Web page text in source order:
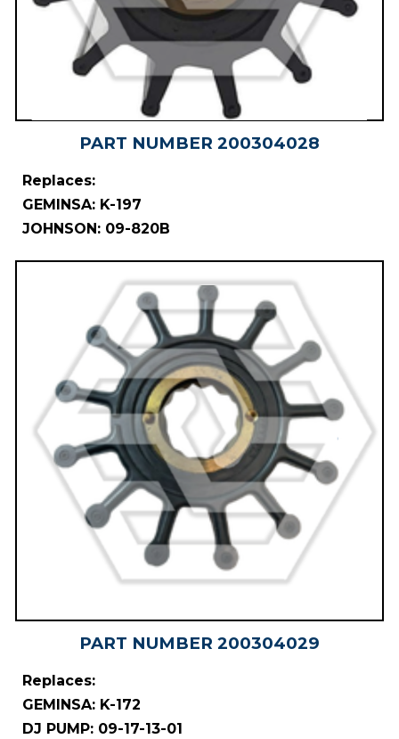
PART NUMBER 200304028
Replaces:
GEMINSA: K-197
JOHNSON: 09-820B
PART NUMBER 200304029
Replaces:
GEMINSA: K-172
DJ PUMP: 09-17-13-01